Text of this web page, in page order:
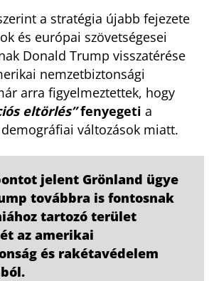
a stratégia újabb fejezete
és európai szövetségesei
Donald Trump visszatérése
nemzetbiztonsági
arra figyelmeztettek, hogy
eltörlés”fenyegeti a
változások miatt.
jelent Grönland ügye
továbbra is fontosnak
tartozó terület
az amerikai
és rakétavédelem